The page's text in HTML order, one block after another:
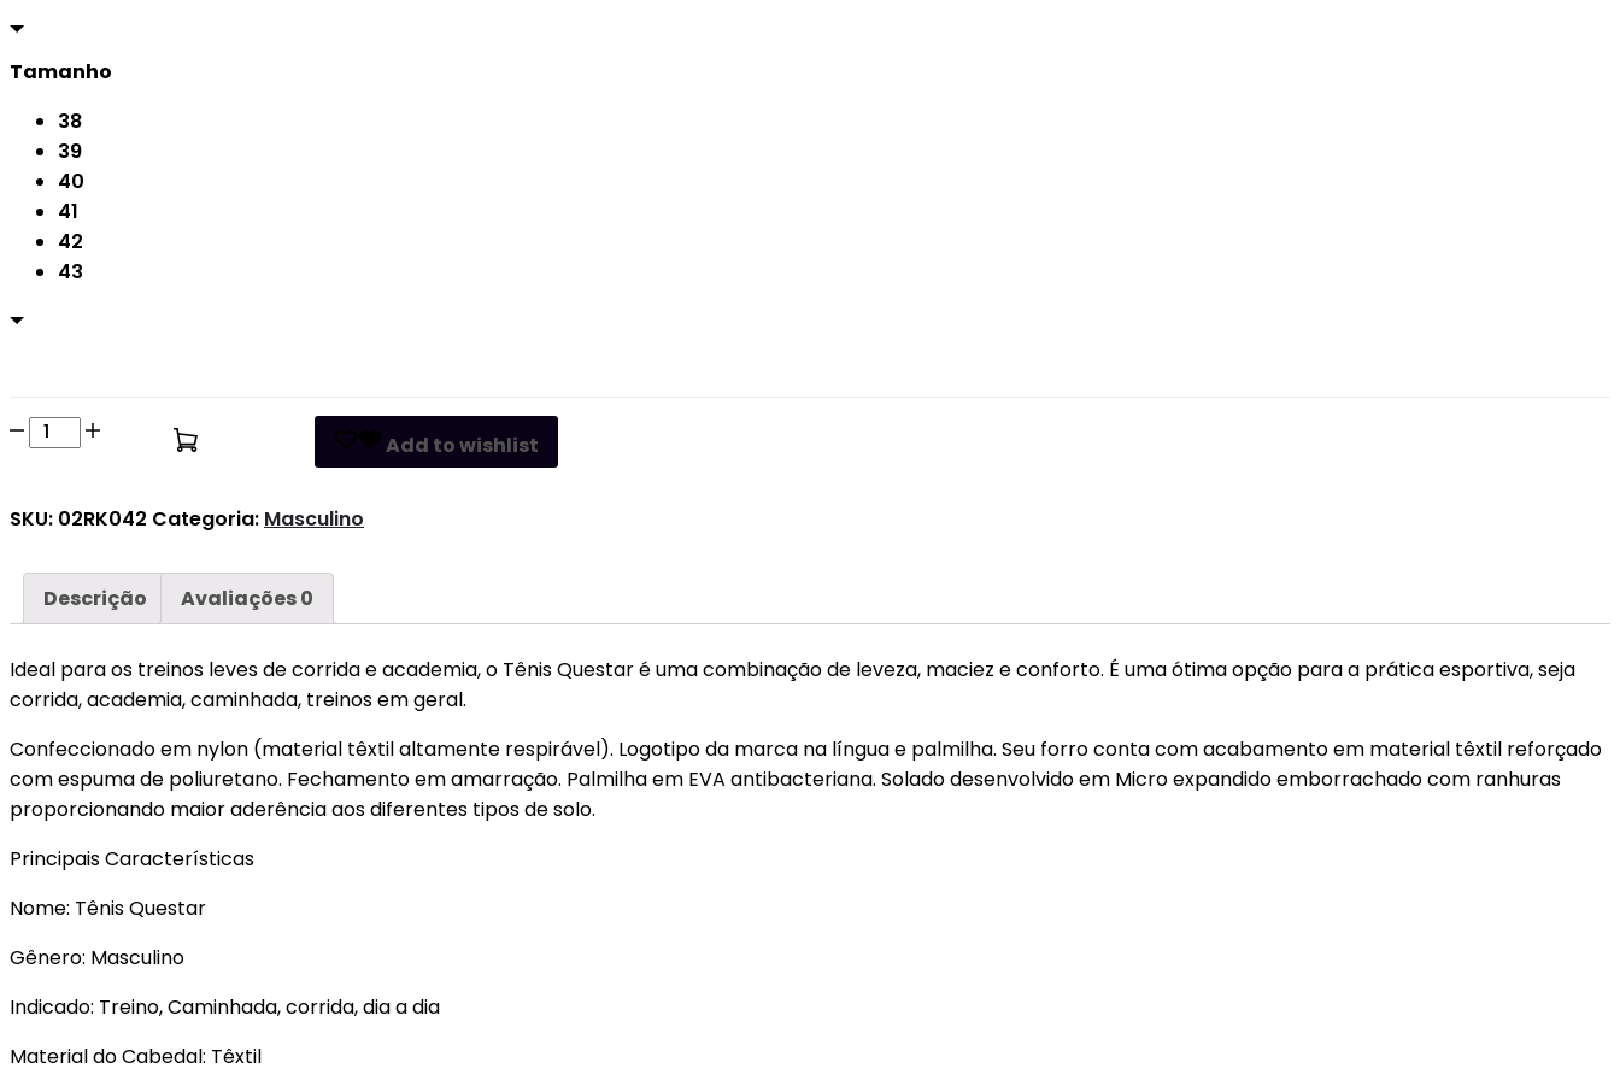
Tamanho
38
39
40
41
42
43
Tênis
quantidade
Add to wishlist
SKU: 02RK042 Categoria: Masculino
Descrição Avaliações0
Ideal para os treinos leves de corrida e academia, o Tênis Questar é uma combinação de leveza, maciez e conforto. É uma ótima opção para a prática esportiva, seja
corrida, academia, caminhada, treinos em geral.
Confeccionado em nylon (material têxtil altamente respirável). Logotipo da marca na língua e palmilha. Seu forro conta com acabamento em material têxtil reforçado
com espuma de poliuretano. Fechamento em amarração. Palmilha em EVA antibacteriana. Solado desenvolvido em Micro expandido emborrachado com ranhuras
proporcionando maior aderência aos diferentes tipos de solo.
Principais Características
Nome: Tênis Questar
Gênero: Masculino
Indicado: Treino, Caminhada, corrida, dia a dia
Material do Cabedal: Têxtil